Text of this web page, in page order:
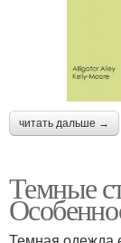
читать дальше →
Темные